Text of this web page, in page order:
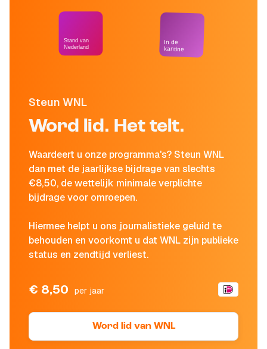
Steun WNL
Word lid. Het telt.
Waardeert u onze programma's? Steun WNL
dan met de jaarlijkse bijdrage van slechts
€8,50, de wettelijk minimale verplichte
bijdrage voor omroepen.
Hiermee helpt u ons journalistieke geluid te
behouden en voorkomt u dat WNL zijn publieke
status en zendtijd verliest.
€ 8,50 per jaar
Word lid van WNL
Stand van
Nederland
In de
kantine